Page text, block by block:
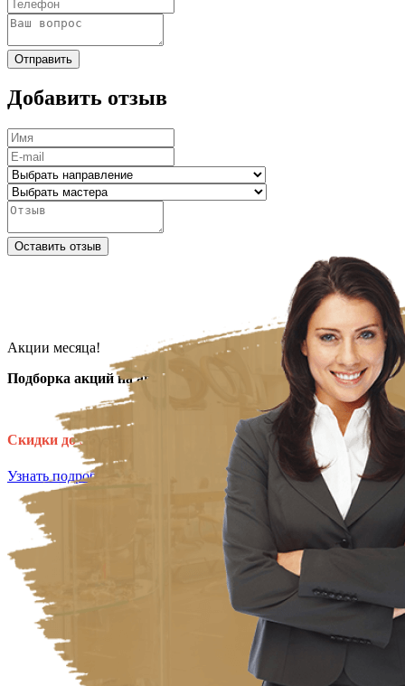
Акции месяца!
Подборка акций на август!
Скидки до 30%
Узнать подробнее
Отправить
Добавить отзыв
Оставить отзыв